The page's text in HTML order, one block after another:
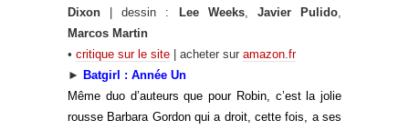
Dixon | dessin : Lee Weeks, Javier Pulido,
Marcos Martin
• critique sur le site | acheter sur amazon.fr
► Batgirl : Année Un
Même duo d’auteurs que pour Robin, c’est la jolie
rousse Barbara Gordon qui a droit, cette fois, a ses